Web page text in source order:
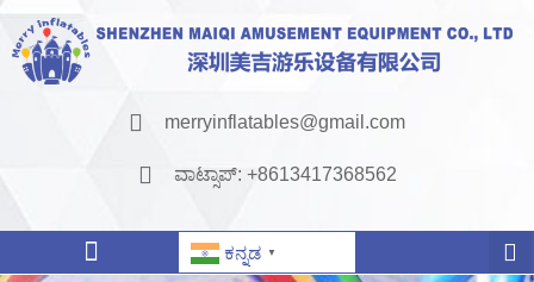
merryinflatables@gmail.com
ವಾಟ್ಸಾಪ್: +8613417368562
ಕನ್ನಡ ▼